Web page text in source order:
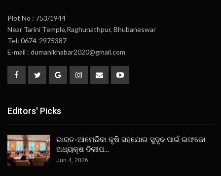
Plot No : 753/1944
Near Tarini Temple,Raghunathpur, Bhubaneswar
Tel: 0674-2975387
E-mail : dumanikhabar2020@gmail.com
Editors' Picks
ଭାରତ-ଆମେରିକା କୃଷି ସହଯୋଗ ସୁଦୃଢ ପାଇଁ ଇଫକୋ
ଅଧ୍ୟକ୍ଷ ଦିଲୀପ…
Jun 4, 2026